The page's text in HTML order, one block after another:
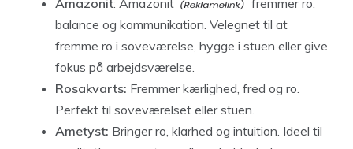
Amazonit: Amazonit
fremmer ro,
balance og kommunikation. Velegnet til at
fremme ro i soveværelse, hygge i stuen eller give
fokus på arbejdsværelse.
Rosakvarts: Fremmer kærlighed, fred og ro.
Perfekt til soveværelset eller stuen.
Ametyst: Bringer ro, klarhed og intuition. Ideel til